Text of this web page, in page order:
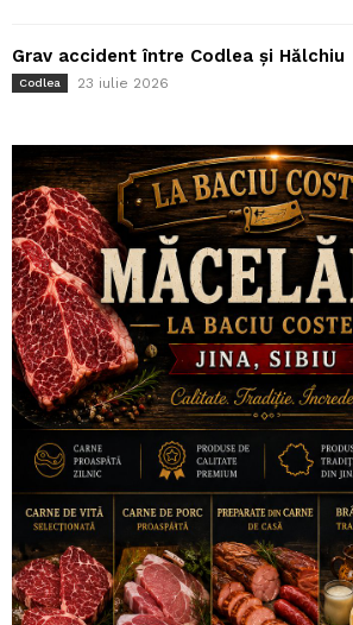
Grav accident între Codlea și Hălchiu
Codlea 23 iulie 2026